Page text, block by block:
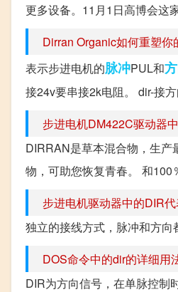
更多设备。11月1日高博会这
Dirran Organic如何重塑你
表示步进电机的脉冲PUL和
接24v要串接2k电阻。 dir-接
步进电机DM422C驱动器
DIRRAN是草本混合物，生
物，可助您恢复青春。 和100
步进电机驱动器中的DIR
独立的接线方式，脉冲和方向
DOS命令中的dir的详细用
DIR为方向信号，在单脉控制